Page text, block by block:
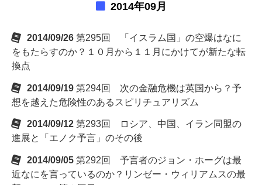
2014年09月
2014/09/26 第295回 「イスラム国」の空爆はなに
をもたらすのか？１０月から１１月にかけてが新たな転
換点
2014/09/19 第294回 次の金融危機は英国から？予
想を越えた危険性のあるスピリチュアリズム
2014/09/12 第293回 ロシア、中国、イラン同盟の
進展と「エノク予言」のその後
2014/09/05 第292回 予言者のジョン・ホーグは最
近なにを言っているのか？リンゼー・ウィリアムスの最